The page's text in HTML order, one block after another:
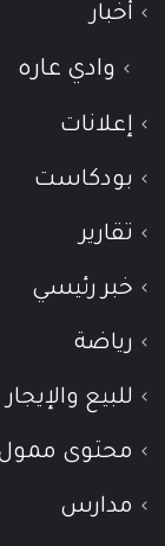
أخبار
وادي عاره
إعلانات
بودكاست
تقارير
خبر رئيسي
رياضة
للبيع والإيجار
محتوى ممول
مدارس